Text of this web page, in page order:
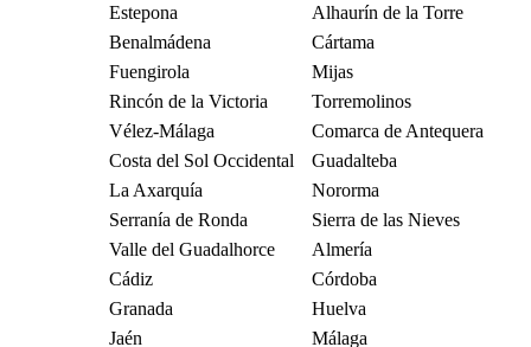
Estepona
Alhaurín de la Torre
Benalmádena
Cártama
Fuengirola
Mijas
Rincón de la Victoria
Torremolinos
Vélez-Málaga
Comarca de Antequera
Costa del Sol Occidental
Guadalteba
La Axarquía
Nororma
Serranía de Ronda
Sierra de las Nieves
Valle del Guadalhorce
Almería
Cádiz
Córdoba
Granada
Huelva
Jaén
Málaga